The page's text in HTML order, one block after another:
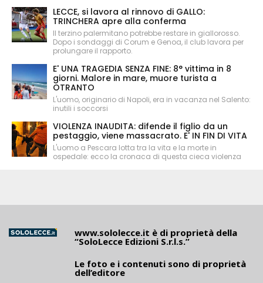
LECCE, si lavora al rinnovo di GALLO:
TRINCHERA apre alla conferma
Il terzino palermitano potrebbe restare in giallorosso.
Dopo i sondaggi di Corum e Genoa, il club lavora per
prolungare il rapporto.
E' UNA TRAGEDIA SENZA FINE: 8° vittima in 8
giorni. Malore in mare, muore turista a
OTRANTO
L'uomo, originario di Napoli, era in vacanza nel Salento:
inutili i soccorsi
VIOLENZA INAUDITA: difende il figlio da un
pestaggio, viene massacrato. E' IN FIN DI VITA
L'uomo a Pescara lotta tra la vita e la morte in
ospedale: ecco la cronaca di questa cieca violenza
www.sololecce.it è di proprietà della
“SoloLecce Edizioni S.r.l.s.”
Le foto e i contenuti sono di proprietà
dell’editore